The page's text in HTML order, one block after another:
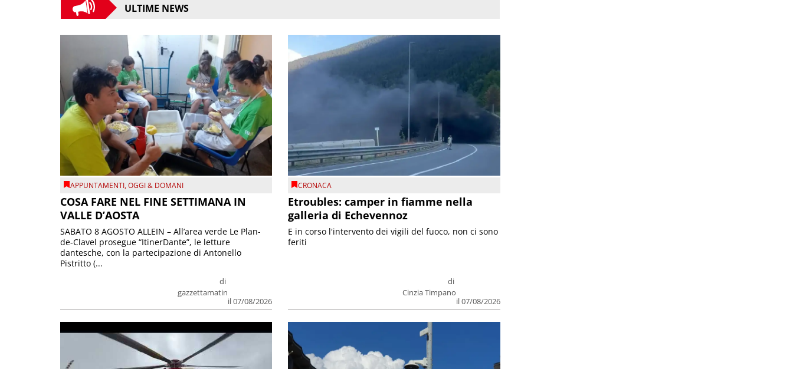
ULTIME NEWS
APPUNTAMENTI,OGGI & DOMANI
COSA FARE NEL FINE SETTIMANA IN
VALLE D’AOSTA
di
gazzettamatin
il 07/08/2026
SABATO 8 AGOSTO ALLEIN – All’area verde Le Plan-
de-Clavel prosegue “ItinerDante”, le letture
dantesche, con la partecipazione di Antonello
Pistritto (...
CRONACA
Etroubles: camper in fiamme nella
galleria di Echevennoz
di
Cinzia Timpano
il 07/08/2026
E in corso l'intervento dei vigili del fuoco, non ci sono
feriti